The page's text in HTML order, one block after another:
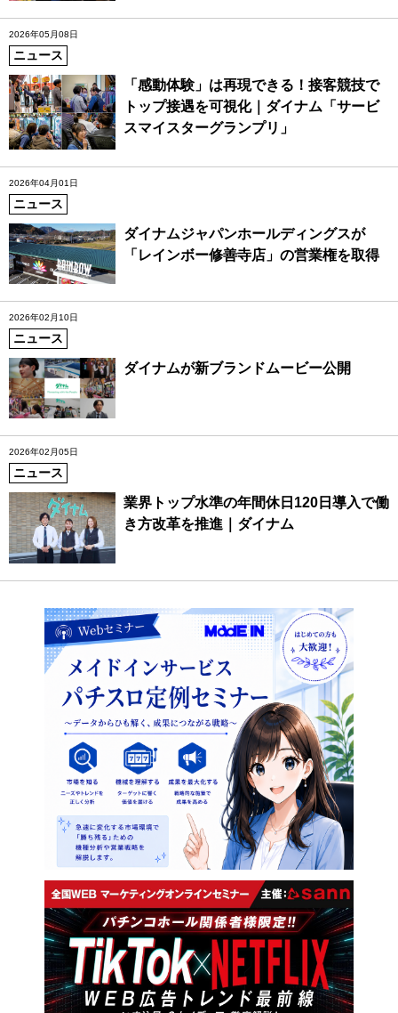
2026年05月08日
ニュース
「感動体験」は再現できる！接客競技で
トップ接遇を可視化｜ダイナム「サービ
スマイスターグランプリ」
2026年04月01日
ニュース
ダイナムジャパンホールディングスが
「レインボー修善寺店」の営業権を取得
2026年02月10日
ニュース
ダイナムが新ブランドムービー公開
2026年02月05日
ニュース
業界トップ水準の年間休日120日導入で働
き方改革を推進｜ダイナム